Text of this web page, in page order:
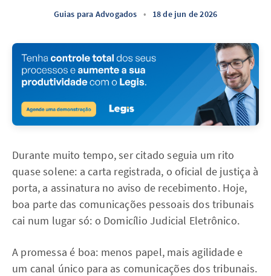
Guias para Advogados • 18 de jun de 2026
Durante muito tempo, ser citado seguia um rito
quase solene: a carta registrada, o oficial de justiça à
porta, a assinatura no aviso de recebimento. Hoje,
boa parte das comunicações pessoais dos tribunais
cai num lugar só: o Domicílio Judicial Eletrônico.
A promessa é boa: menos papel, mais agilidade e
um canal único para as comunicações dos tribunais.